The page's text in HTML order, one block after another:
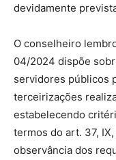
devidamente
O conselheiro
04/2024 dispõe
servidores públicos
terceirizações
estabelecendo
termos do art. 37,
observância dos